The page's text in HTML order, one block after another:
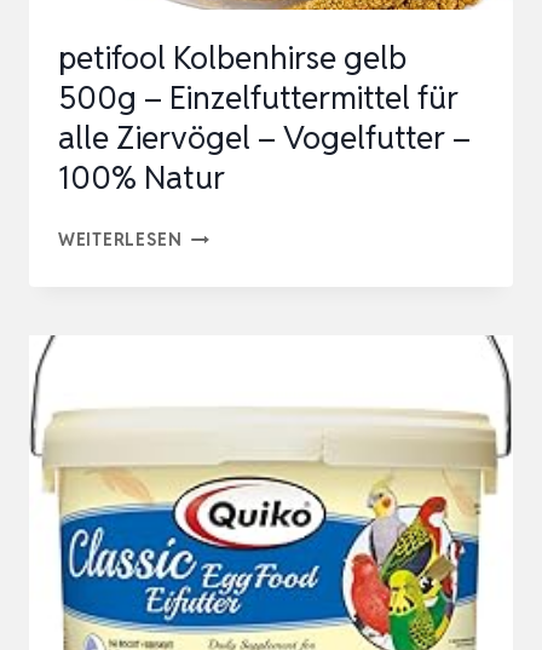
petifool Kolbenhirse gelb
500g – Einzelfuttermittel für
alle Ziervögel – Vogelfutter –
100% Natur
WEITERLESEN PETIFOOL
EINZELFUTTERMITTEL
ALLE
ZIERVÖGEL
–
VOGELFUTTER
–